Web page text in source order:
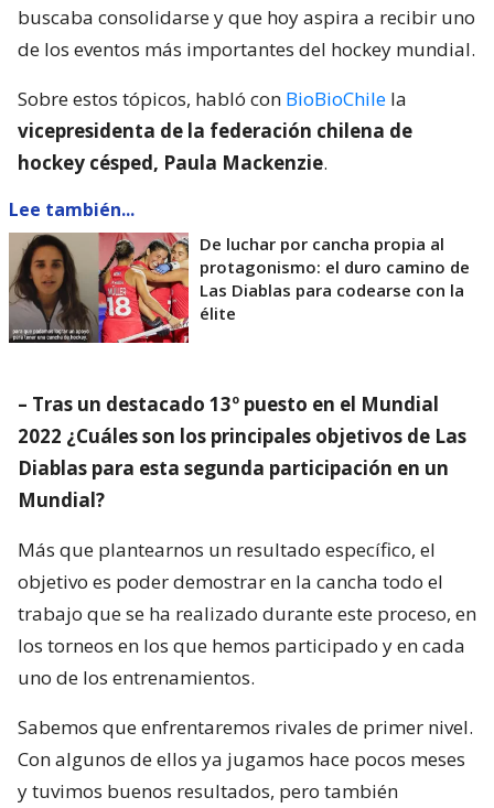
buscaba consolidarse y que hoy aspira a recibir uno
de los eventos más importantes del hockey mundial.
Sobre estos tópicos, habló con BioBioChile la
vicepresidenta de la federación chilena de
hockey césped, Paula Mackenzie.
Lee también...
De luchar por cancha propia al
protagonismo: el duro camino de
Las Diablas para codearse con la
élite
– Tras un destacado 13º puesto en el Mundial
2022 ¿Cuáles son los principales objetivos de Las
Diablas para esta segunda participación en un
Mundial?
Más que plantearnos un resultado específico, el
objetivo es poder demostrar en la cancha todo el
trabajo que se ha realizado durante este proceso, en
los torneos en los que hemos participado y en cada
uno de los entrenamientos.
Sabemos que enfrentaremos rivales de primer nivel.
Con algunos de ellos ya jugamos hace pocos meses
y tuvimos buenos resultados, pero también